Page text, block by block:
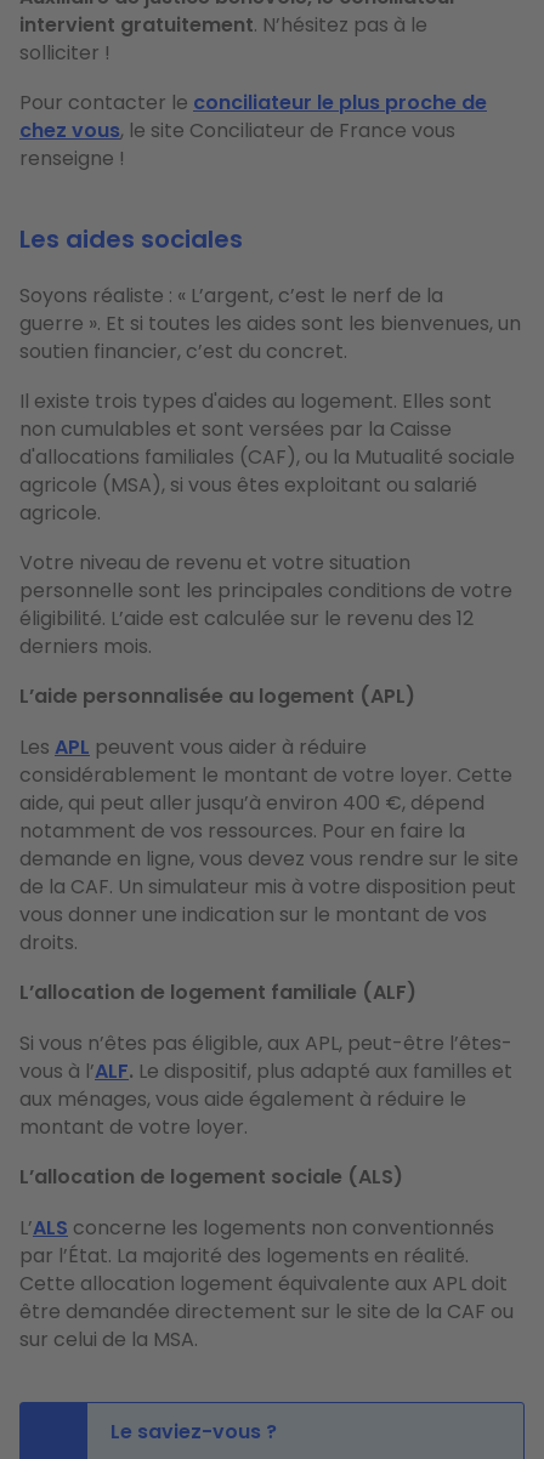
intervient gratuitement. N’hésitez pas à le
solliciter !
Pour contacter le conciliateur le plus proche de
chez vous, le site Conciliateur de France vous
renseigne !
Les aides sociales
Soyons réaliste : « L’argent, c’est le nerf de la
guerre ». Et si toutes les aides sont les bienvenues, un
soutien financier, c’est du concret.
Il existe trois types d'aides au logement. Elles sont
non cumulables et sont versées par la Caisse
d'allocations familiales (CAF), ou la Mutualité sociale
agricole (MSA), si vous êtes exploitant ou salarié
agricole.
Votre niveau de revenu et votre situation
personnelle sont les principales conditions de votre
éligibilité. L’aide est calculée sur le revenu des 12
derniers mois.
L’aide personnalisée au logement (APL)
Les APL peuvent vous aider à réduire
considérablement le montant de votre loyer. Cette
aide, qui peut aller jusqu’à environ 400 €, dépend
notamment de vos ressources. Pour en faire la
demande en ligne, vous devez vous rendre sur le site
de la CAF. Un simulateur mis à votre disposition peut
vous donner une indication sur le montant de vos
droits.
L’allocation de logement familiale (ALF)
Si vous n’êtes pas éligible, aux APL, peut-être l’êtes-
vous à l’ALF. Le dispositif, plus adapté aux familles et
aux ménages, vous aide également à réduire le
montant de votre loyer.
L’allocation de logement sociale (ALS)
L’ALS concerne les logements non conventionnés
par l’État. La majorité des logements en réalité.
Cette allocation logement équivalente aux APL doit
être demandée directement sur le site de la CAF ou
sur celui de la MSA.
Le saviez-vous ?